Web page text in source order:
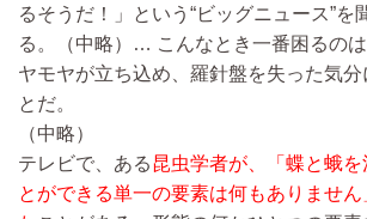
るそうだ！」という“ビッグニュース”を
る。
（中略）… こんなとき一番困るの
ヤモヤが立ち込め、羅針盤を失った気分
とだ。
（中略）
テレビで、ある昆虫学者が、「蝶と蛾を
とができる単一の要素は何もありませ